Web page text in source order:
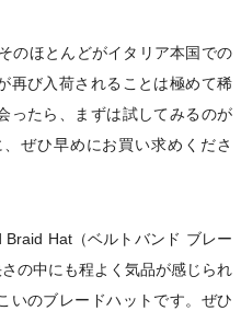
のほとんどがイタリア本国での
再び入荷されることは極めて稀
ったら、まずは試してみるのが
ぜひ早めにお買い求めくださ
Hat（ベルトバンド ブレー
の中にも程よく気品が感じられ
いのブレードハットです。ぜひ